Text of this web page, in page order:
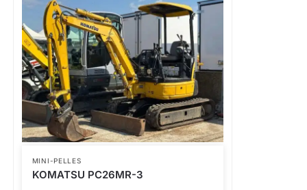
MINI-PELLES
KOMATSU PC26MR-3